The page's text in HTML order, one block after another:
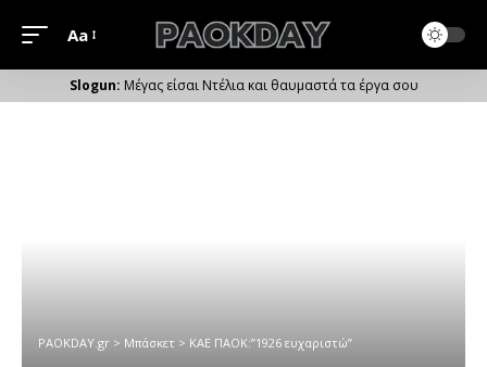
Μέγεθος
Γραμματοσειράς
Aa
Μέγας είσαι Ντέλια και θαυμαστά τα έργα σου
PAOKDAY.gr > Μπάσκετ > ΚΑΕ ΠΑΟΚ:”1926 ευχαριστώ”